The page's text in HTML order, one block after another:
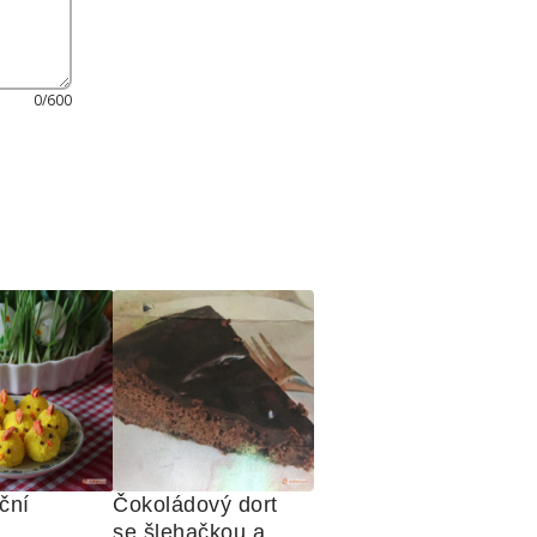
0/600
Čokoládový dort
se šlehačkou a